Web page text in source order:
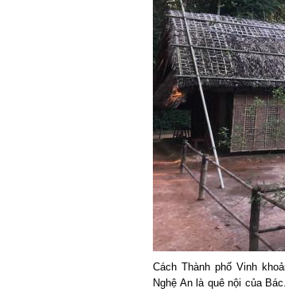
Cách Thành phố Vinh
Nghệ An là quê nội của